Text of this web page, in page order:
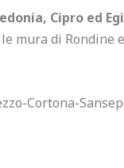
Cipro ed
mura di
Cortona-